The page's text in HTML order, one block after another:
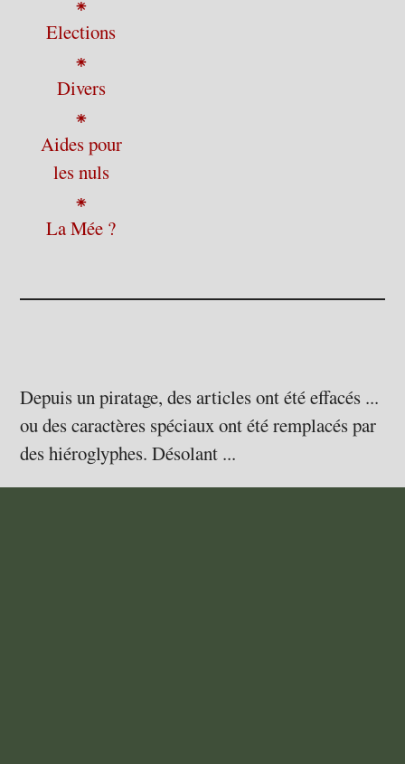
Elections
⁕
Divers
⁕
Aides pour
les nuls
⁕
La Mée ?
Depuis un piratage, des articles ont été effacés ...
ou des caractères spéciaux ont été remplacés par
des hiéroglyphes. Désolant ...